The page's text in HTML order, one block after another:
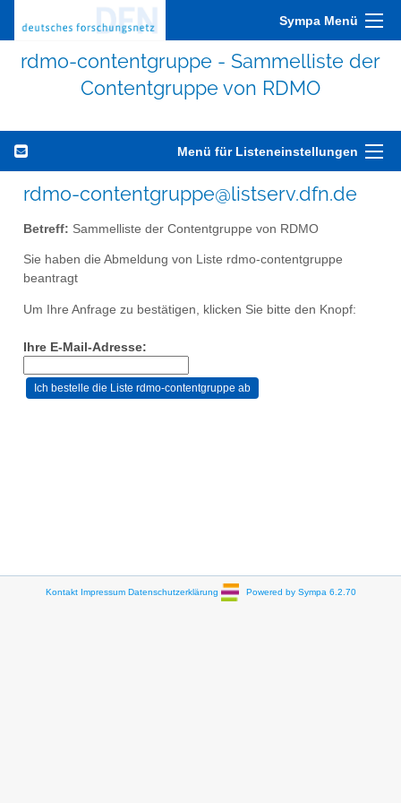
Sympa Menü
rdmo-contentgruppe - Sammelliste der
Contentgruppe von RDMO
Menü für Listeneinstellungen
rdmo-contentgruppe@listserv.dfn.de
Betreff: Sammelliste der Contentgruppe von RDMO
Sie haben die Abmeldung von Liste rdmo-contentgruppe
beantragt
Um Ihre Anfrage zu bestätigen, klicken Sie bitte den Knopf:
Ihre E-Mail-Adresse:
Kontakt Impressum Datenschutzerklärung Powered by Sympa 6.2.70